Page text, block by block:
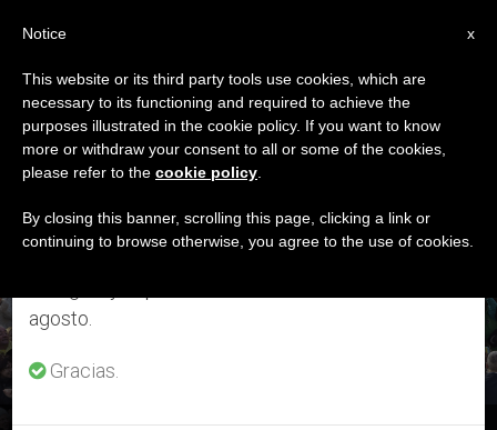
ETIQUETA
Posts Tagged
‘miercoles 6 De Abril’
ÚLTIMAS NOTICIAS
×
Aviso importante
Del 27 de julio al 7 de agosto haremos la pausa
anual, aprovechando que en el periodo de verano
se generan menos informaciones y también el
agosto.
Gracias.
x
Notice
This website or its third party tools use cookies, which are
necessary to its functioning and required to achieve the
purposes illustrated in the cookie policy. If you want to know
more or withdraw your consent to all or some of the cookies,
please refer to the cookie policy
By closing this banner, scrolling this page, clicking a link or
continuing to browse otherwise, you agree to the use of cookies.